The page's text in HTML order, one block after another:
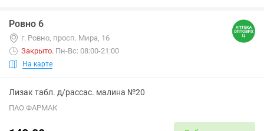
Ровно 6
г. Ровно, просп. Мира, 16
Закрыто. Пн-Вс: 08:00-21:00
На карте
Лизак табл. д/рассас. малина №20
ПАО ФАРМАК